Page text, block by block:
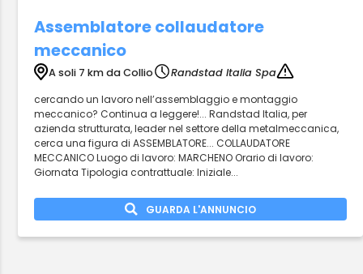
Assemblatore collaudatore
meccanico
A soli 7 km da Collio
Randstad Italia Spa
cercando un lavoro nell’assemblaggio e montaggio
meccanico? Continua a leggere!... Randstad Italia, per
azienda strutturata, leader nel settore della metalmeccanica,
cerca una figura di ASSEMBLATORE... COLLAUDATORE
MECCANICO Luogo di lavoro: MARCHENO Orario di lavoro:
Giornata Tipologia contrattuale: Iniziale...
GUARDA L'ANNUNCIO